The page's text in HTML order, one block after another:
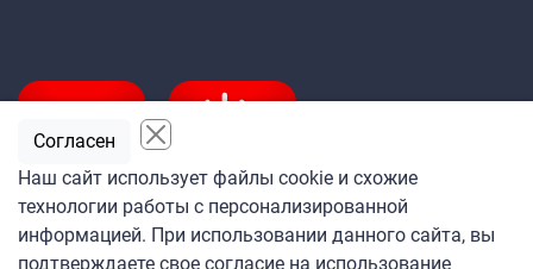
Подпишитесь
на ежедневную рассылку
Наш сайт использует файлы cookie и схожие
технологии работы с персонализированной
информацией. При использовании данного сайта, вы
подтверждаете свое согласие на использование
Согласен